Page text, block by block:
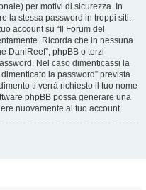
per motivi di sicurezza. In
la stessa password in troppi siti.
account su “Il Forum del
Ricorda che in nessuna
DaniReef”, phpBB o terzi
Nel caso dimenticassi la
la password” prevista
ti verrà richiesto il tuo nome
phpBB possa generare una
nuovamente al tuo account.